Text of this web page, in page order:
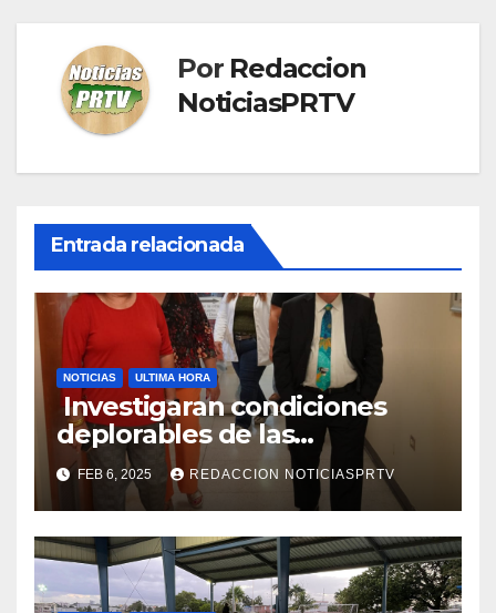
Por Redaccion
NoticiasPRTV
Entrada relacionada
NOTICIAS ULTIMA HORA
Investigaran condiciones
deplorables de las
facilidades el Departamento
de la Salud en Mayagüez
FEB 6, 2025 REDACCION NOTICIASPRTV